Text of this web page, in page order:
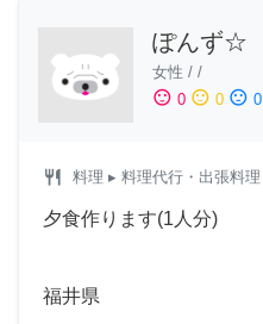
ぽんず☆
女性 / /
sentiment_satisfied 0 sentiment_neutral 0 sentiment_dissatisfied 0
restaurant 料理 ▸ 料理代行・出張料理
夕食作ります(1人分)
福井県